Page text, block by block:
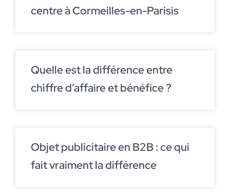
centre à Cormeilles-en-Parisis
Quelle est la différence entre
chiffre d’affaire et bénéfice ?
Objet publicitaire en B2B : ce qui
fait vraiment la différence